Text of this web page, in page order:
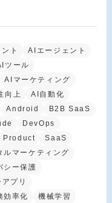
ト
AIエージェント
ツール
AIマーケティング
向上
AI自動化
Android
B2B SaaS
DevOps
Product
SaaS
ルマーケティング
シー保護
プリ
効率化
機械学習